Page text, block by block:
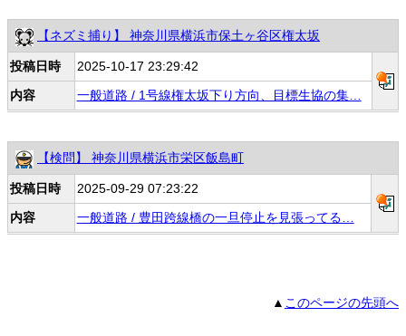
【ネズミ捕り】 神奈川県横浜市保土ヶ谷区権太坂
投稿日時
2025-10-17 23:29:42
内容
一般道路 / 1号線権太坂下り方向、目標生協の集…
【検問】 神奈川県横浜市栄区飯島町
投稿日時
2025-09-29 07:23:22
内容
一般道路 / 豊田跨線橋の一旦停止を見張ってる…
▲ このページの先頭へ